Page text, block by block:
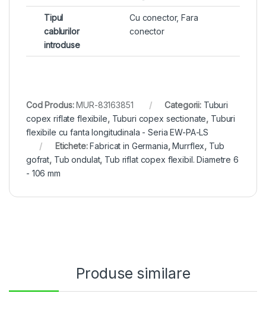
Tipul
cablurilor
introduse
Cu conector, Fara
conector
Cod Produs:MUR-83163851 Categorii: Tuburi
copex riflate flexibile, Tuburi copex sectionate, Tuburi
flexibile cu fanta longitudinala - Seria EW-PA-LS
Etichete:Fabricat in Germania,Murrflex, Tub
gofrat, Tub ondulat, Tub riflat copex flexibil. Diametre 6
- 106 mm
Produse similare